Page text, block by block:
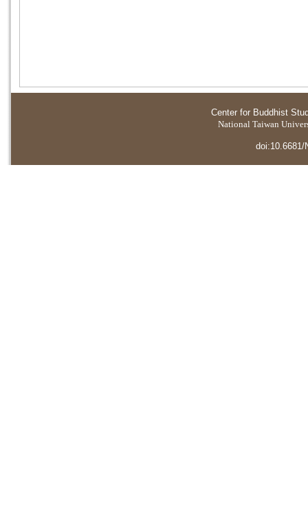
Center for Buddhist
National Taiwan
doi:10.6681/